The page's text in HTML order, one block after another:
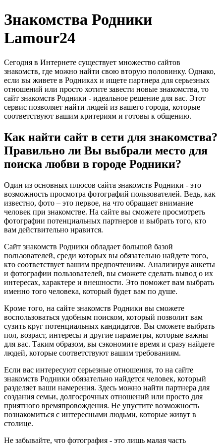
Знакомства Родники
Lamour24
Сегодня в Интернете существует множество сайтов
знакомств, где можно найти свою вторую половинку. Однако,
если вы живете в Родниках и ищете партнера для серьезных
отношений или просто хотите завести новые знакомства, то
сайт знакомств Родники - идеальное решение для вас. Этот
сервис позволяет найти людей из вашего города, которые
соответствуют вашим критериям и готовы к общению.
Как найти сайт в сети для знакомства?
Правильно ли Вы выбрали место для
поиска любви в городе Родники?
Один из основных плюсов сайта знакомств Родники - это
возможность просмотра фотографий пользователей. Ведь, как
известно, фото – это первое, на что обращает внимание
человек при знакомстве. На сайте вы сможете просмотреть
фотографии потенциальных партнеров и выбрать того, кто
вам действительно нравится.
Сайт знакомств Родники обладает большой базой
пользователей, среди которых вы обязательно найдете того,
кто соответствует вашим предпочтениям. Анализируя анкеты
и фотографии пользователей, вы сможете сделать вывод о их
интересах, характере и внешности. Это поможет вам выбрать
именно того человека, который будет вам по душе.
Кроме того, на сайте знакомств Родники вы сможете
воспользоваться удобным поиском, который позволит вам
сузить круг потенциальных кандидатов. Вы сможете выбрать
пол, возраст, интересы и другие параметры, которые важны
для вас. Таким образом, вы сэкономите время и сразу найдете
людей, которые соответствуют вашим требованиям.
Если вас интересуют серьезные отношения, то на сайте
знакомств Родники обязательно найдется человек, который
разделяет ваши намерения. Здесь можно найти партнера для
создания семьи, долгосрочных отношений или просто для
приятного времяпровождения. Не упустите возможность
познакомиться с интересными людьми, которые живут в
столице.
Не забывайте, что фотография - это лишь малая часть